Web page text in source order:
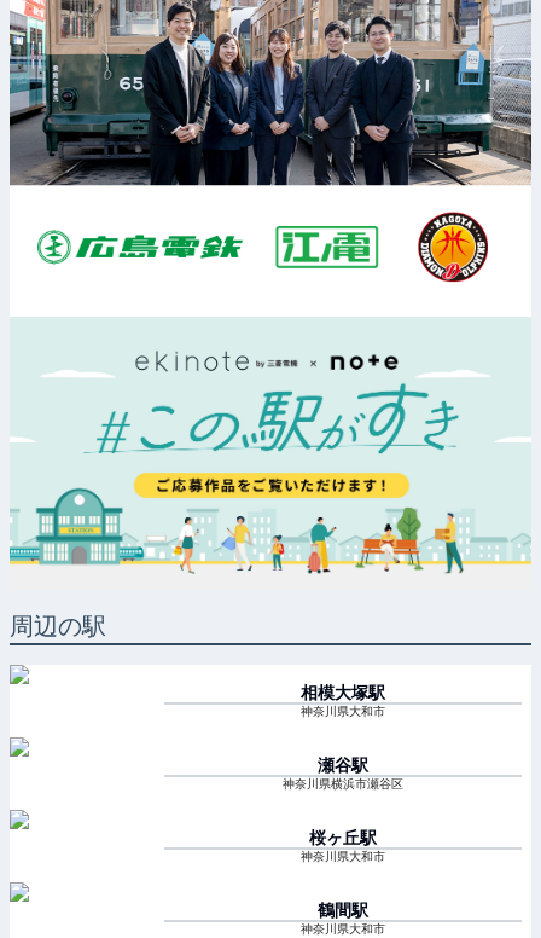
周辺の駅
相模大塚駅
神奈川県大和市
瀬谷駅
神奈川県横浜市瀬谷区
桜ヶ丘駅
神奈川県大和市
鶴間駅
神奈川県大和市